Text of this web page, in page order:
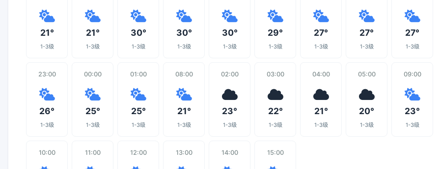
21°
1-3级
21°
1-3级
30°
1-3级
30°
1-3级
30°
1-3级
29°
1-3级
27°
1-3级
27°
1-3级
27°
1-3级
23:00
26°
1-3级
00:00
25°
1-3级
01:00
25°
1-3级
08:00
21°
1-3级
02:00
23°
1-3级
03:00
22°
1-3级
04:00
21°
1-3级
05:00
20°
1-3级
09:00
23°
1-3级
10:00 11:00 12:00 13:00 14:00 15:00